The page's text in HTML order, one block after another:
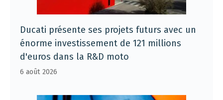
Ducati présente ses projets futurs avec un
énorme investissement de 121 millions
d'euros dans la R&D moto
6 août 2026